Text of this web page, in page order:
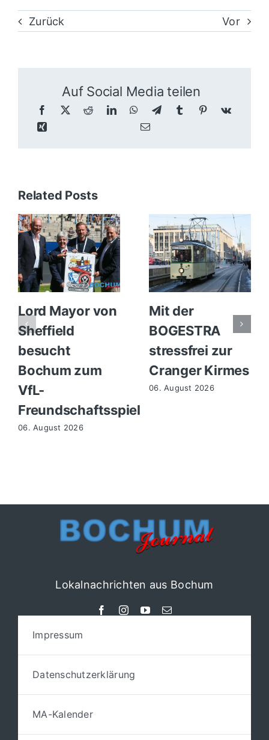
Zurück Vor
Auf Social Media teilen
Related Posts
Lord Mayor von
Sheffield
besucht
Bochum zum
VfL-
Freundschaftsspiel
06. August 2026
Mit der
BOGESTRA
stressfrei zur
Cranger Kirmes
06. August 2026
Lokalnachrichten aus Bochum
Impressum
Datenschutzerklärung
MA-Kalender